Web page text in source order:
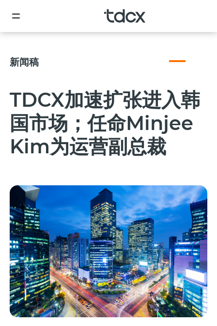
新闻稿
TDCX加速扩张进入韩
国市场；任命Minjee
Kim为运营副总裁